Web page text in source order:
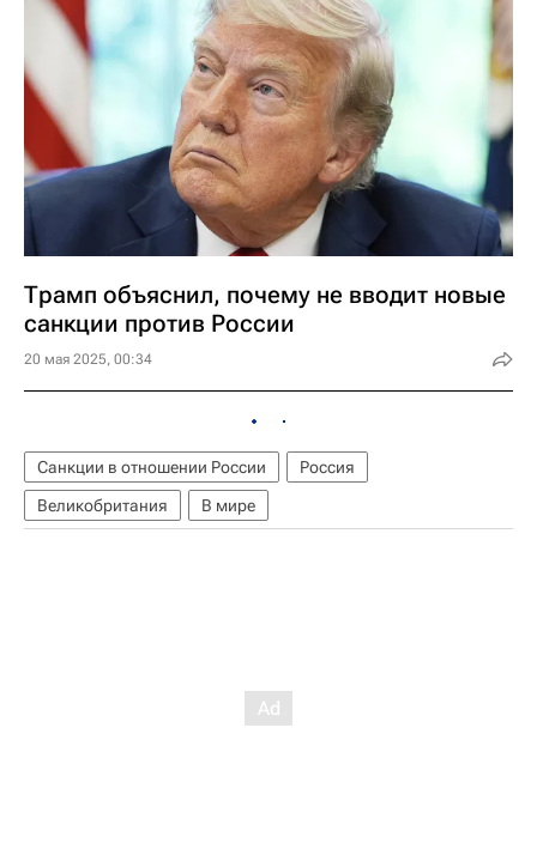
Трамп объяснил, почему не вводит новые
санкции против России
20 мая 2025, 00:34
Санкции в отношении России
Россия
Великобритания
В мире